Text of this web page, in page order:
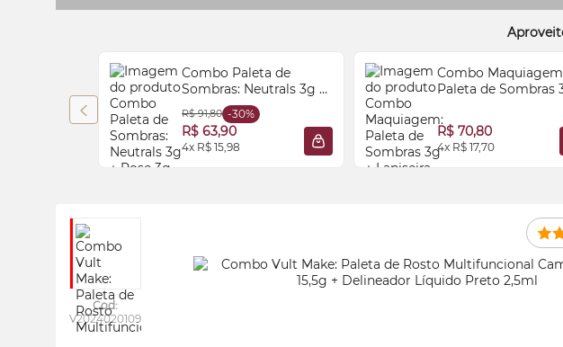
Combo Paleta de
Sombras: Neutrals 3g +
Rose 3g
R$ 91,80 -30%
R$ 63,90
4x R$ 15,98 ADICIONAR À SACOLA
Combo
Paleta de Sombras
para Olhos 0,35g
R$ 70,80
4x R$ 17,70
Cod:
V2024020109